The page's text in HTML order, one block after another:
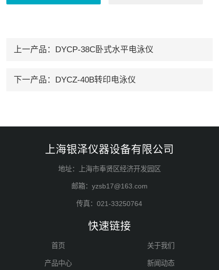
上一产品： DYCP-38C卧式水平电泳仪
下一产品： DYCZ-40B转印电泳仪
上海银泽仪器设备有限公司
地址：上海市奉贤区经济开发园区
邮箱：yzsb17@163.com
传真：021-33250764
快速链接
首页 关于我们
产品中心 新闻动态